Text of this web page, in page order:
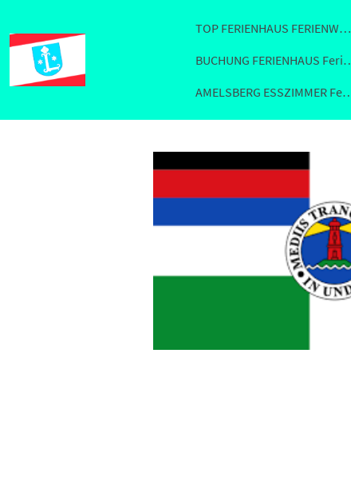
TOP FERIENHAUS FERIENWOHNUNG FEWO 26789 LEER
BUCHUNG
AMELSBERG ESSZIMMER